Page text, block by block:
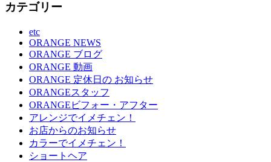
カテゴリー
etc
ORANGE NEWS
ORANGE ブログ
ORANGE 動画
ORANGE 定休日の お知らせ
ORANGEスタッフ
ORANGEビフォー・アフター
アレンジでイメチェン！
お店からのお知らせ
カラーでイメチェン！
ショートヘア